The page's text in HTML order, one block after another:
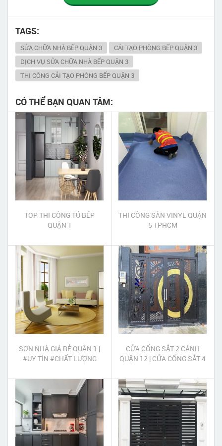
TAGS:
SỬA CHỮA NHÀ BẾP QUẬN 3
CẢI TẠO PHÒNG BẾP QUẬN 3
DỊCH VỤ SỬA CHỮA NHÀ BẾP QUẬN 3
THI CÔNG CẢI TẠO PHÒNG BẾP QUẬN 3
CÓ THỂ BẠN QUAN TÂM:
TOP THI CÔNG TỦ BẾP
QUẬN 1
THI CÔNG SÀN VINYL QUẬN
5 TPHCM
SƠN NHÀ GIÁ RẺ QUẬN 1 |
#UY TÍN #CHẤT LƯỢNG
CỬA CỔNG SẮT 2 CÁNH
QUẬN 12 | CỬA CỔNG SẮT 4